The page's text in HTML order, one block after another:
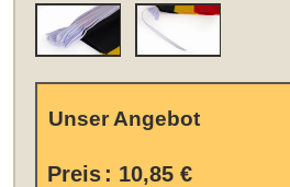
Unser Angebot
Preis : 10,85 €